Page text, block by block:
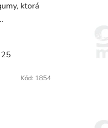
ktorá
Kód: 1854